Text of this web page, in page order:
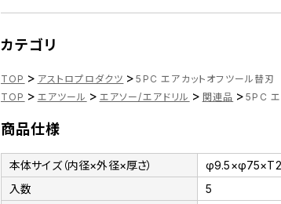
カテゴリ
TOP > アストロプロダクツ > 5PC エアカットオフツール替刃
TOP > エアツール > エアソー/エアドリル > 関連品 > 5PC エ
商品仕様
本体サイズ（内径×外径×厚さ）
入数
5